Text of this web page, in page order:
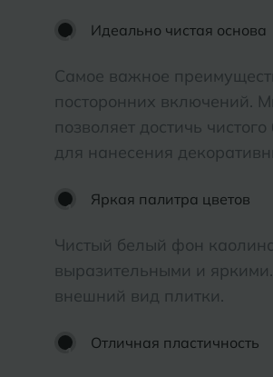
Идеально чистая основа
Самое важное
посторонних включений.
позволяет достичь
для нанесения
Яркая палитра цветов
Чистый белый фон
выразительными и
внешний вид плитки.
Отличная пластичность
Белореченск
Боровичи
Брянск